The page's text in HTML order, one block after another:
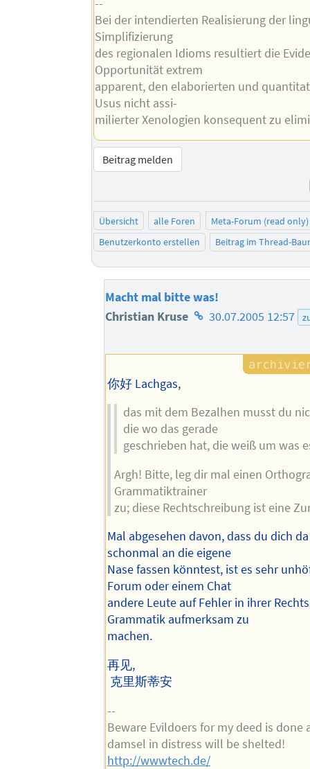
--
Bei der intendierten Realisierung der
Simplifizierung
des regionalen Idioms resultiert die
Opportunität extrem
apparent, den elaborierten und
Usus nicht assi-
milierter Xenologien konsequent zu
Beitrag melden
Übersicht alle Foren
Meta-Forum (read only)
Benutzerkonto erstellen
Beitrag im Thread-
Macht mal bitte was!
Christian Kruse Homepage
Autors
30.07.2005 12:57
你好 Lachgas,
das mit dem Bezalhen musst du
die wo das gerade
geschrieben hat, die weiß um was
Argh! Bitte, leg dir mal einen
Grammatiktrainer
zu; diese Rechtschreibung ist eine
Mal abgesehen davon, dass du dich
schonmal an die eigene
Nase fassen könntest, ist es sehr
Forum oder einem Chat
andere Leute auf Fehler in ihrer
Grammatik aufmerksam zu
machen.
再见,
克里斯蒂安
--
Beware Evildoers for my deed is done
damsel in distress will be shelted!
http://wwwtech.de/